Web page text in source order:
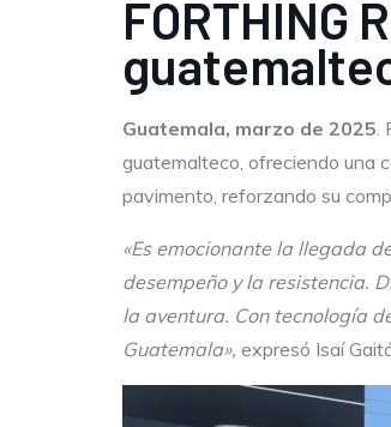
FORTHING
Guatemala, marzo de 2025
guatemalteco, ofreciendo una
pavimento, reforzando su
«Es emocionante la llegada
desempeño y la resistencia.
la aventura. Con tecnología
Guatemala», expresó Isaí